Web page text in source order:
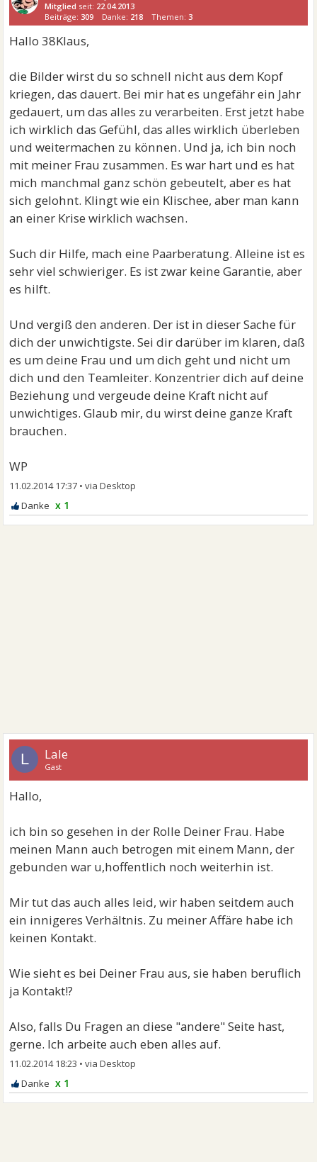
Mitglied seit: 22.04.2013
Beiträge:309 Danke: 218 Themen:3
Hallo 38Klaus,
die Bilder wirst du so schnell nicht aus dem Kopf
kriegen, das dauert. Bei mir hat es ungefähr ein Jahr
gedauert, um das alles zu verarbeiten. Erst jetzt habe
ich wirklich das Gefühl, das alles wirklich überleben
und weitermachen zu können. Und ja, ich bin noch
mit meiner Frau zusammen. Es war hart und es hat
mich manchmal ganz schön gebeutelt, aber es hat
sich gelohnt. Klingt wie ein Klischee, aber man kann
an einer Krise wirklich wachsen.
Such dir Hilfe, mach eine Paarberatung. Alleine ist es
sehr viel schwieriger. Es ist zwar keine Garantie, aber
es hilft.
Und vergiß den anderen. Der ist in dieser Sache für
dich der unwichtigste. Sei dir darüber im klaren, daß
es um deine Frau und um dich geht und nicht um
dich und den Teamleiter. Konzentrier dich auf deine
Beziehung und vergeude deine Kraft nicht auf
unwichtiges. Glaub mir, du wirst deine ganze Kraft
brauchen.
WP
11.02.2014 17:37 •
x 1
L Lale
Gast
Hallo,
ich bin so gesehen in der Rolle Deiner Frau. Habe
meinen Mann auch betrogen mit einem Mann, der
gebunden war u,hoffentlich noch weiterhin ist.
Mir tut das auch alles leid, wir haben seitdem auch
ein innigeres Verhältnis. Zu meiner Affäre habe ich
keinen Kontakt.
Wie sieht es bei Deiner Frau aus, sie haben beruflich
ja Kontakt!?
Also, falls Du Fragen an diese "andere" Seite hast,
gerne. Ich arbeite auch eben alles auf.
11.02.2014 18:23 •
x 1